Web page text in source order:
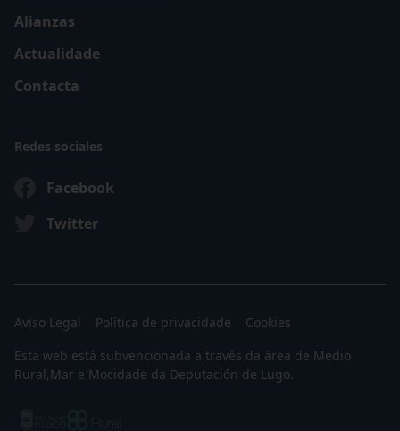
Alianzas
Actualidade
Contacta
Redes sociales
Facebook
Twitter
Esta web está subvencionada a través da área de Medio
Rural,Mar e Mocidade da Deputación de Lugo.
Aviso Legal Política de privacidade Cookies